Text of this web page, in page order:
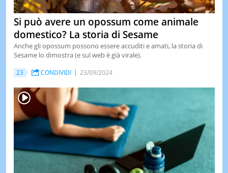
Si può avere un opossum come animale
domestico? La storia di Sesame
Anche gli opossum possono essere accuditi e amati, la storia di
Sesame lo dimostra (e sul web è già virale).
23 CONDIVIDI 23/09/2024